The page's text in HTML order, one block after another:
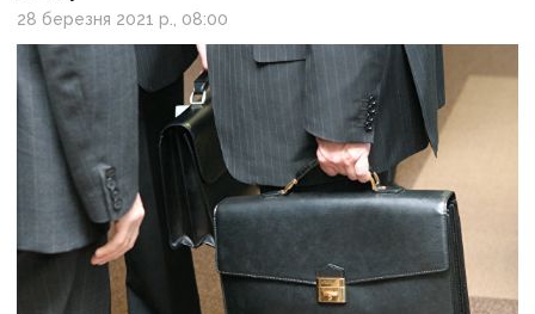
28 березня 2021 р., 08:00